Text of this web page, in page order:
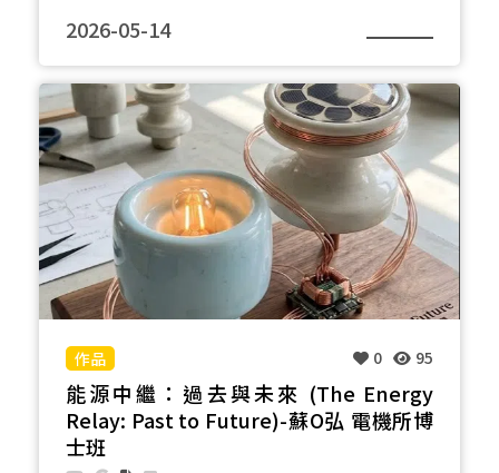
2026-05-14
樣，將電力資材轉化為具美感的杯墊組。構造上利用
大小杯墊交錯堆疊，精準模擬了礙子的裙邊層次，讓
收納後的物件猶如一件工業微型雕塑。 本作實踐了
「材料再利用」與「環境永續」價值。將報廢陶瓷重
新導入生活，不僅賦予廢棄物新生命，更是一場連結
能源記憶與日常的實踐。透過「能源循環」的設計思
考，讓使用者在日常啜飲間，重新省思工業廢料轉化
為永續工藝的可能性。
0 95
能源中繼：過去與未來 (The Energy
Relay: Past to Future)-蘇O弘 電機所博
士班